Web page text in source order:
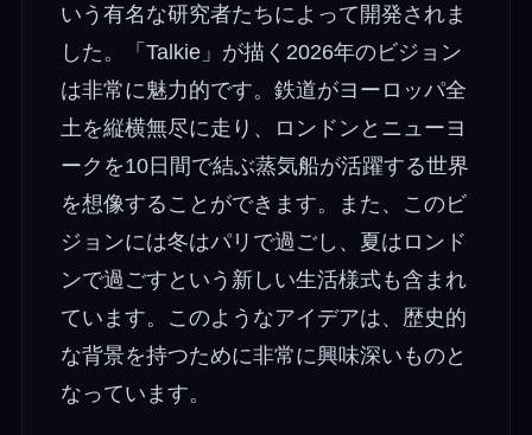
いう有名な研究者たちによって開発されま
した。「Talkie」が描く2026年のビジョン
は非常に魅力的です。鉄道がヨーロッパ全
土を縦横無尽に走り、ロンドンとニューヨ
ークを10日間で結ぶ蒸気船が活躍する世界
を想像することができます。また、このビ
ジョンには冬はパリで過ごし、夏はロンド
ンで過ごすという新しい生活様式も含まれ
ています。このようなアイデアは、歴史的
な背景を持つために非常に興味深いものと
なっています。